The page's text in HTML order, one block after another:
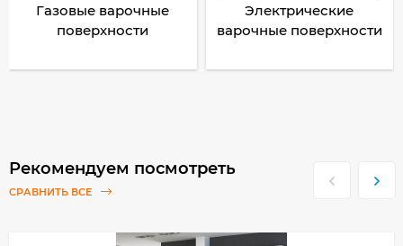
Газовые варочные
поверхности
Электрические
варочные поверхности
Рекомендуем посмотреть
СРАВНИТЬ ВСЕ